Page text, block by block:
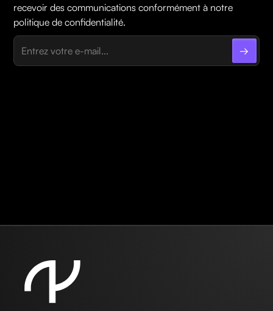
recevoir des communications conformément à notre
politique de confidentialité.